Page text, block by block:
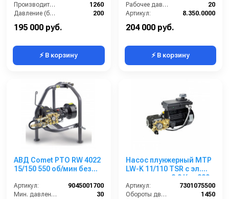
Производительность (л/ч):
1260
Давление (бар):
200
195 000 руб.
⚡ В корзину
Рабочее давление (бар):
20
Артикул:
8.350.0000
204 000 руб.
⚡ В корзину
АВД Comet PTO RW 4022
15/150 550 об/мин без
Артикул:
9045001700
Мин. давление (бар):
30
Насос плунжерный MTP
LW-K 11/110 TSR с эл.
двигателем 2,9 Квт 220
В
Артикул:
7301075500
Обороты двигателя (об/мин):
1450